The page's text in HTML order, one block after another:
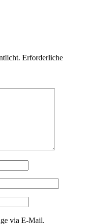
Erforderliche
via E-Mail.